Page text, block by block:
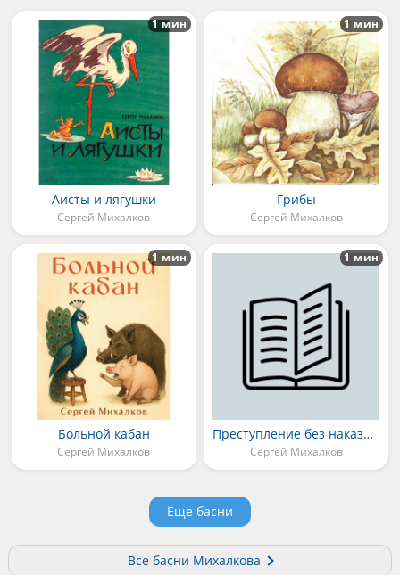
Аисты и лягушки
Сергей Михалков
1 мин
Грибы
Сергей Михалков
1 мин
Больной кабан
Сергей Михалков
1 мин
Преступление без наказания
Сергей Михалков
1 мин
Еще басни
Все басни Михалкова